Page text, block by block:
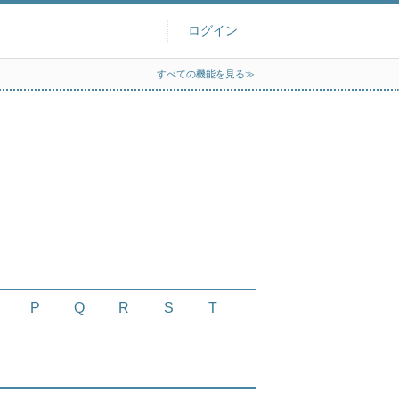
ログイン
すべての機能を見る≫
P Q R S T